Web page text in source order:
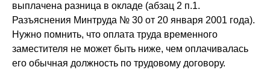
выплачена разница в окладе (абзац 2 п.1.
Разъяснения Минтруда № 30 от 20 января 2001 года).
Нужно помнить, что оплата труда временного
заместителя не может быть ниже, чем оплачивалась
его обычная должность по трудовому договору.